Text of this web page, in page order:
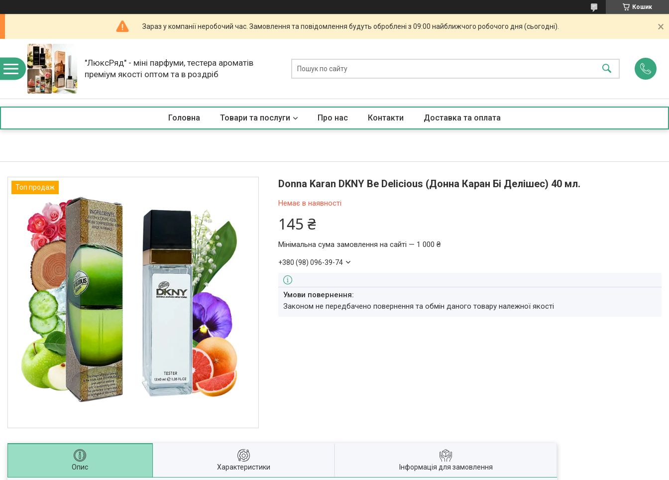
Кошик
Зараз у компанії неробочий час. Замовлення та повідомлення будуть оброблені з 09:00 найближчого робочого дня (сьогодні).
"ЛюксРяд" - міні парфуми, тестера ароматів
преміум якості оптом та в роздріб
Головна Товари та послуги Про нас Контакти Доставка та оплата
Топ продаж Donna Karan DKNY Be Delicious (Донна Каран Бі Делішес) 40 мл.
Немає в наявності
145 ₴
Мінімальна сума замовлення на сайті — 1 000 ₴
+380 (98) 096-39-74
Законом не передбачено повернення та обмін даного товару належної якості
Опис Характеристики Інформація для замовлення